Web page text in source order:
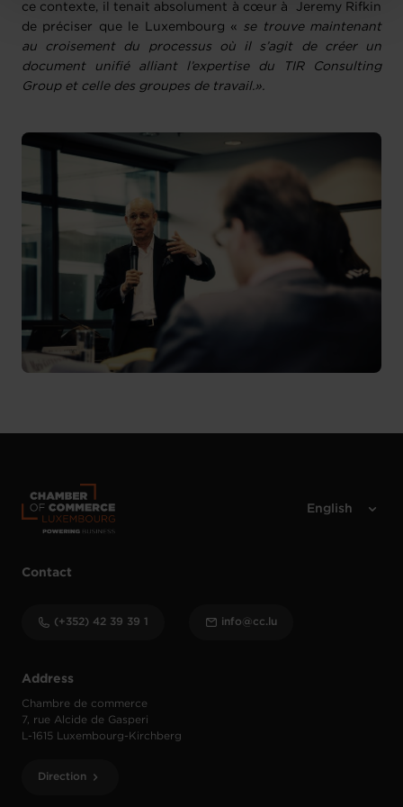
ce contexte, il tenait absolument à cœur à Jeremy Rifkin
de préciser que le Luxembourg « se trouve maintenant
au croisement du processus où il s’agit de créer un
document unifié alliant l’expertise du TIR Consulting
Group et celle des groupes de travail.».
Address
Chambre de commerce
7, rue Alcide de Gasperi
L-1615 Luxembourg-Kirchberg
Direction
Contact
(+352) 42 39 39 1 info@cc.lu